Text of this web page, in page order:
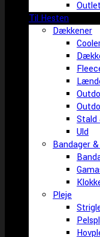
Outlet
Til Hesten
Dækkener
Stald
Uld
Bandager
Pleje